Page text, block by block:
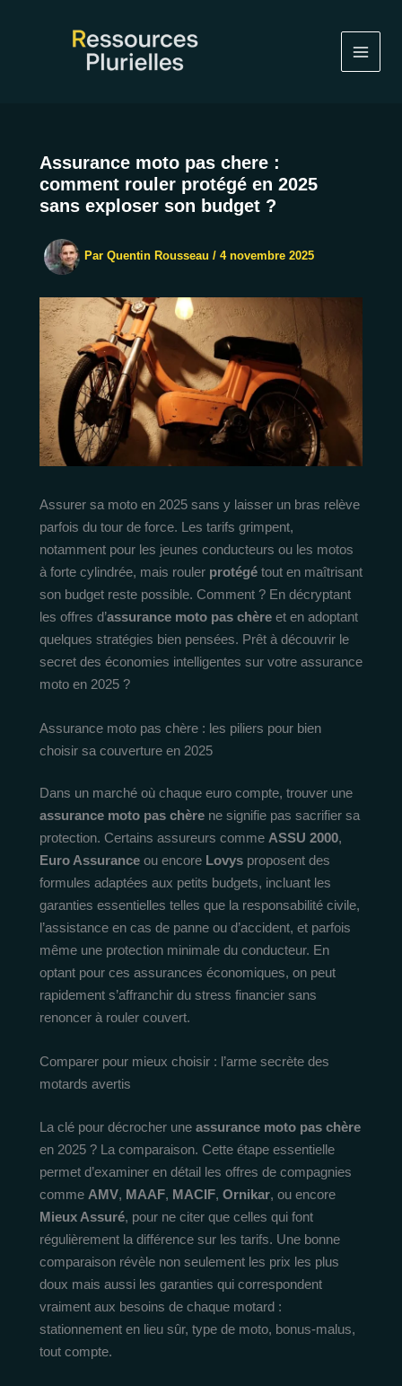
Assurance moto pas chere :
comment rouler protégé en 2025
sans exploser son budget ?
Par Quentin Rousseau / 4 novembre 2025
Assurer sa moto en 2025 sans y laisser un bras relève
parfois du tour de force. Les tarifs grimpent,
notamment pour les jeunes conducteurs ou les motos
à forte cylindrée, mais rouler protégé tout en maîtrisant
son budget reste possible. Comment ? En décryptant
les offres d’assurance moto pas chère et en adoptant
quelques stratégies bien pensées. Prêt à découvrir le
secret des économies intelligentes sur votre assurance
moto en 2025 ?
Assurance moto pas chère : les piliers pour bien
choisir sa couverture en 2025
Dans un marché où chaque euro compte, trouver une
assurance moto pas chère ne signifie pas sacrifier sa
protection. Certains assureurs comme ASSU 2000,
Euro Assurance ou encore Lovys proposent des
formules adaptées aux petits budgets, incluant les
garanties essentielles telles que la responsabilité civile,
l’assistance en cas de panne ou d’accident, et parfois
même une protection minimale du conducteur. En
optant pour ces assurances économiques, on peut
rapidement s’affranchir du stress financier sans
renoncer à rouler couvert.
Comparer pour mieux choisir : l’arme secrète des
motards avertis
La clé pour décrocher une assurance moto pas chère
en 2025 ? La comparaison. Cette étape essentielle
permet d’examiner en détail les offres de compagnies
comme AMV, MAAF, MACIF, Ornikar, ou encore
Mieux Assuré, pour ne citer que celles qui font
régulièrement la différence sur les tarifs. Une bonne
comparaison révèle non seulement les prix les plus
doux mais aussi les garanties qui correspondent
vraiment aux besoins de chaque motard :
stationnement en lieu sûr, type de moto, bonus-malus,
tout compte.